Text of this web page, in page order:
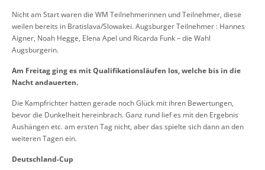
Nicht am Start waren die WM Teilnehmerinnen und Teilnehmer, diese
weilen bereits in Bratislava/Slowakei. Augsburger Teilnehmer : Hannes
Aigner, Noah Hegge, Elena Apel und Ricarda Funk – die Wahl
Augsburgerin.
Am Freitag ging es mit Qualifikationsläufen los, welche bis in die
Nacht andauerten.
Die Kampfrichter hatten gerade noch Glück mit ihren Bewertungen,
bevor die Dunkelheit hereinbrach. Ganz rund lief es mit den Ergebnis
Aushängen etc. am ersten Tag nicht, aber das spielte sich dann an den
weiteren Tagen ein.
Deutschland-Cup